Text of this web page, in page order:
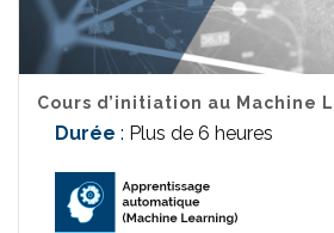
Cours d’initiation au Machine
Durée : Plus de 6 heures